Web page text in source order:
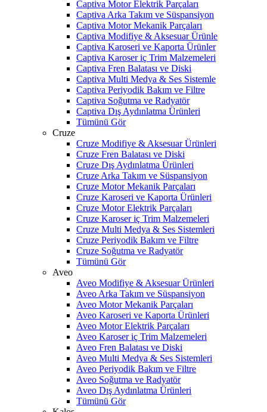
Captiva Motor Elektrik Parçaları
Captiva Arka Takım ve Süspansiyon
Captiva Motor Mekanik Parçaları
Captiva Modifiye & Aksesuar Ürünle
Captiva Karoseri ve Kaporta Ürünler
Captiva Karoser iç Trim Malzemeleri
Captiva Fren Balatası ve Diski
Captiva Multi Medya & Ses Sistemle
Captiva Periyodik Bakım ve Filtre
Captiva Soğutma ve Radyatör
Captiva Dış Aydınlatma Ürünleri
Tümünü Gör
Cruze
Cruze Modifiye & Aksesuar Ürünleri
Cruze Fren Balatası ve Diski
Cruze Dış Aydınlatma Ürünleri
Cruze Arka Takım ve Süspansiyon
Cruze Motor Mekanik Parçaları
Cruze Karoseri ve Kaporta Ürünleri
Cruze Motor Elektrik Parçaları
Cruze Karoser iç Trim Malzemeleri
Cruze Multi Medya & Ses Sistemleri
Cruze Periyodik Bakım ve Filtre
Cruze Soğutma ve Radyatör
Tümünü Gör
Aveo
Aveo Modifiye & Aksesuar Ürünleri
Aveo Arka Takım ve Süspansiyon
Aveo Motor Mekanik Parçaları
Aveo Karoseri ve Kaporta Ürünleri
Aveo Motor Elektrik Parçaları
Aveo Karoser iç Trim Malzemeleri
Aveo Fren Balatası ve Diski
Aveo Multi Medya & Ses Sistemleri
Aveo Periyodik Bakım ve Filtre
Aveo Soğutma ve Radyatör
Aveo Dış Aydınlatma Ürünleri
Tümünü Gör